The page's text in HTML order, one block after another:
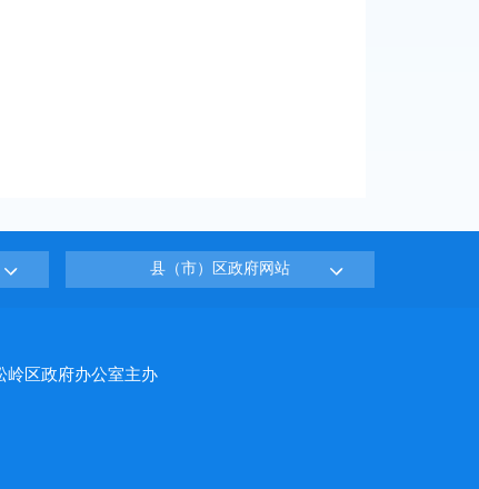
县（市）区政府网站
岭区政府办公室主办